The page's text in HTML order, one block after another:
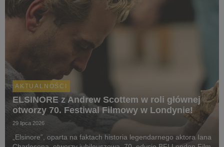
AKTUALNOŚCI
ELSINORE z Andrew Scottem w roli głównej
otworzy 70. Festiwal Filmowy w Londynie!
29 lipca 2026
„Elsinore”, oparta na faktach historia legendarnego aktora Iana